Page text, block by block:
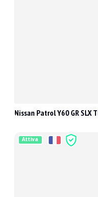
Nissan Patrol Y60 GR SLX
Attiva